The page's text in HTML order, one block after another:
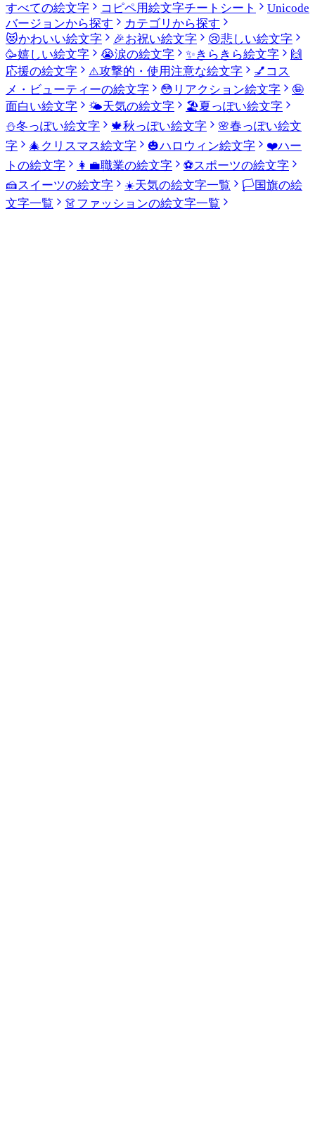
すべての絵文字
コピペ用絵文字チートシート
Unicode
バージョンから探す
カテゴリから探す
😻かわいい絵文字 🎉お祝い絵文字 😢悲しい絵文字
🥳嬉しい絵文字 😭涙の絵文字 ✨きらきら絵文字
🙌
応援の絵文字
⚠️攻撃的・使用注意な絵文字 💅 コス
メ・ビューティーの絵文字
😳 リアクション絵文字
🤪
面白い絵文字
🌤️天気の絵文字 🏖️夏っぽい絵文字
⛄冬っぽい絵文字 🍁秋っぽい絵文字 🌸春っぽい絵文
字
🎄 クリスマス絵文字 🎃ハロウィン絵文字 ❤️ハー
トの絵文字
👩‍💼職業の絵文字 ⚽スポーツの絵文字
🍰スイーツの絵文字 ☀️天気の絵文字一覧 🏳️国旗の絵
文字一覧
👗ファッションの絵文字一覧